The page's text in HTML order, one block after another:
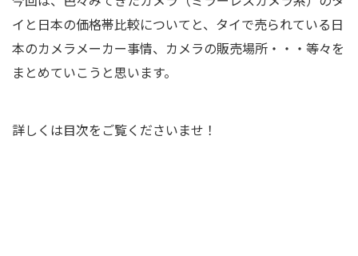
イと日本の価格帯比較についてと、タイで売られている日
本のカメラメーカー事情、カメラの販売場所・・・等々を
まとめていこうと思います。
詳しくは目次をご覧くださいませ！